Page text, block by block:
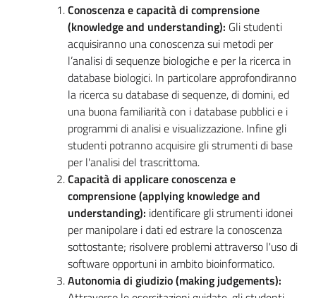
Conoscenza e capacità di comprensione
(knowledge and understanding): Gli studenti
acquisiranno una conoscenza sui metodi per
l’analisi di sequenze biologiche e per la ricerca in
database biologici. In particolare approfondiranno
la ricerca su database di sequenze, di domini, ed
una buona familiarità con i database pubblici e i
programmi di analisi e visualizzazione. Infine gli
studenti potranno acquisire gli strumenti di base
per l'analisi del trascrittoma.
Capacità di applicare conoscenza e
comprensione (applying knowledge and
understanding): identificare gli strumenti idonei
per manipolare i dati ed estrare la conoscenza
sottostante; risolvere problemi attraverso l'uso di
software opportuni in ambito bioinformatico.
Autonomia di giudizio (making judgements):